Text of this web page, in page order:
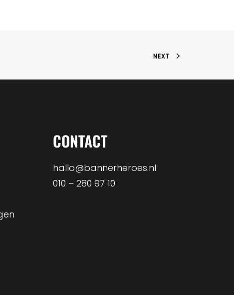
NEXT
CONTACT
hallo@bannerheroes.nl
010 – 280 97 10